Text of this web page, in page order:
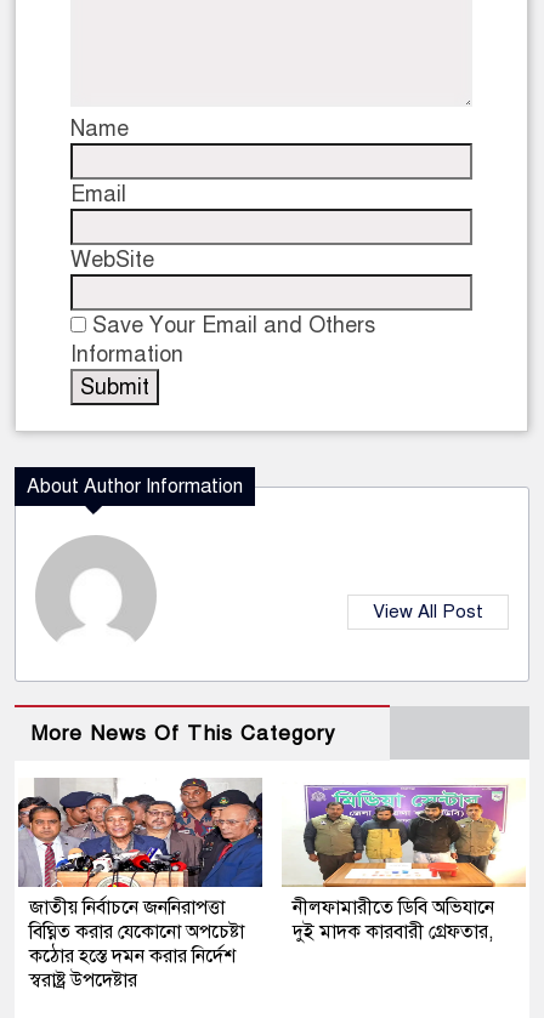
Name
Email
WebSite
Save Your Email and Others
Information
About Author Information
View All Post
More News Of This Category
জাতীয় নির্বাচনে জননিরাপত্তা
বিঘ্নিত করার যেকোনো অপচেষ্টা
কঠোর হস্তে দমন করার নির্দেশ
স্বরাষ্ট্র উপদেষ্টার
নীলফামারীতে ডিবি অভিযানে
দুই মাদক কারবারী গ্রেফতার,